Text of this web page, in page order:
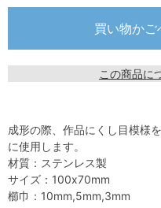
この商品に
成形の際、作品にくし目模様
に使用します。
材質：ステンレス製
サイズ：100x70mm
櫛巾：10mm,5mm,3mm